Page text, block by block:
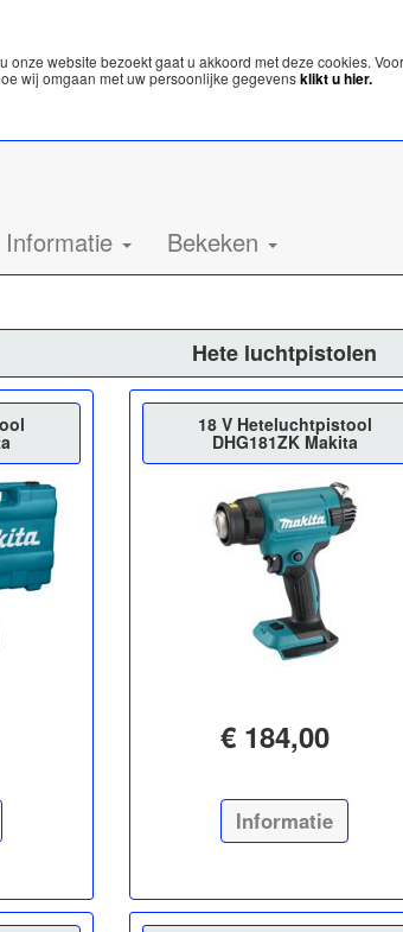
website bezoekt gaat u akkoord met deze cookies.
wij omgaan met uw persoonlijke gegevensklikt u hier.
Informatie Bekeken
Hete luchtpistolen
18 V Heteluchtpistool
DHG181ZK Makita
€ 184,00
Informatie